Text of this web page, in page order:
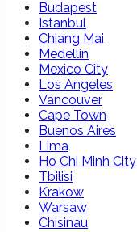
Budapest
Istanbul
Chiang Mai
Medellin
Mexico City
Los Angeles
Vancouver
Cape Town
Buenos Aires
Lima
Ho Chi Minh City
Tbilisi
Krakow
Warsaw
Chisinau